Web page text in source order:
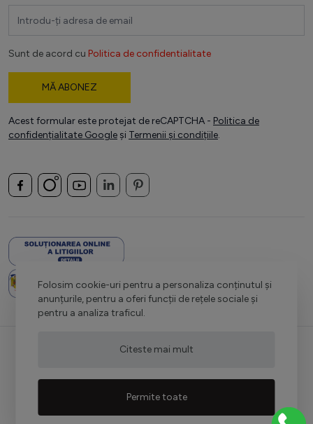
Folosim cookie-uri pentru a personaliza conținutul și
anunțurile, pentru a oferi funcții de rețele sociale și
pentru a analiza traficul.
Citeste mai mult
Permite toate
Sunt de acord cu Politica de confidentialitate
MĂ ABONEZ
Acest formular este protejat de reCAPTCHA - Politica de
confidențialitate Google și Termenii și condițiile.